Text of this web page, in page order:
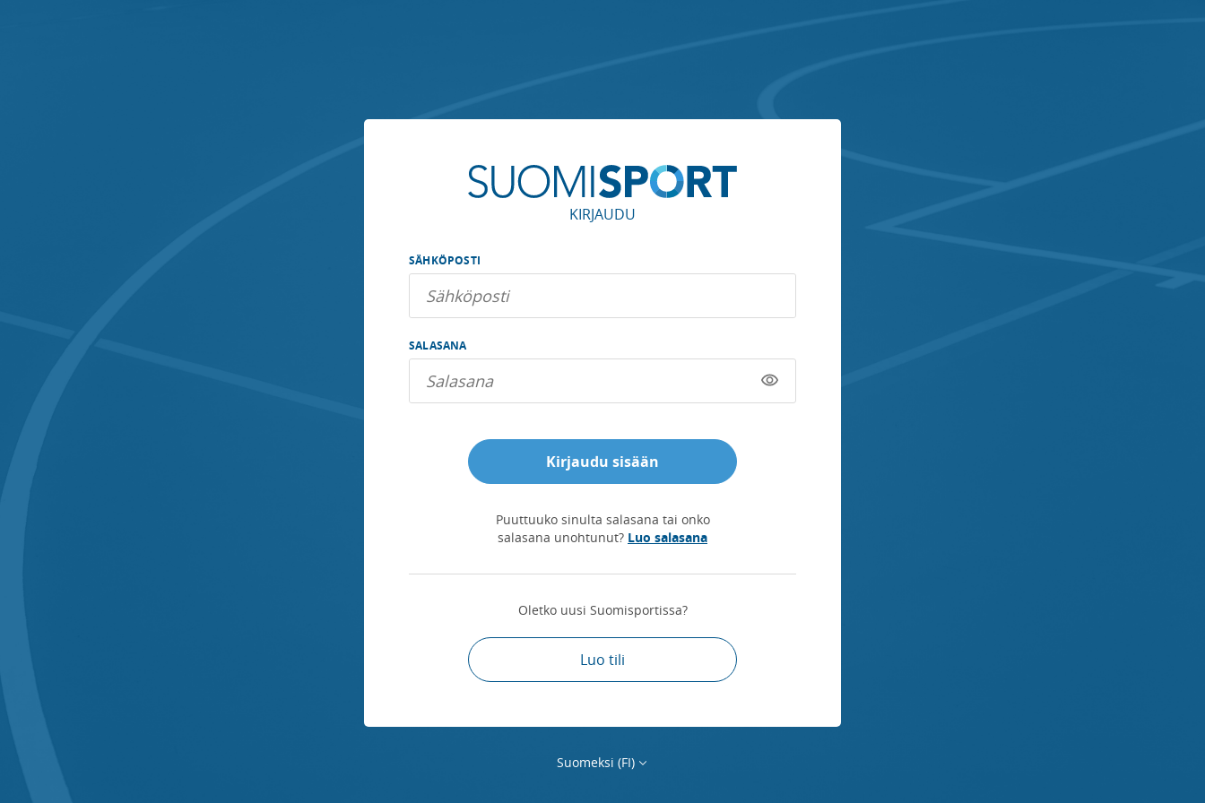
KIRJAUDU
SÄHKÖPOSTI
SALASANA
Kirjaudu sisään
Puuttuuko sinulta salasana tai onko
salasana unohtunut? Luo salasana
Oletko uusi Suomisportissa?
Luo tili
Suomeksi (FI)